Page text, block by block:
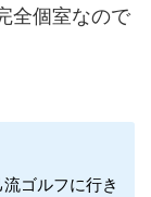
全個室なので
ゴルフに行き